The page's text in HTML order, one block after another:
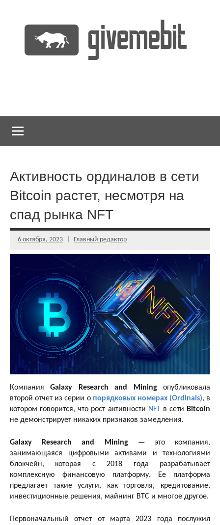
содержимому
Активность ординалов в сети
Bitcoin растет, несмотря на
спад рынка NFT
6 октября, 2023 Главный редактор
КомпанияGalaxy Research and Miningопубликовала
второй отчет из серии о порядковых номерах (Ordinals), в
котором говорится, что рост активности NFT в сети Bitcoin
не демонстрирует никаких признаков замедления.
Galaxy Research and Mining— это компания,
занимающаяся цифровыми активами и технологиями
блокчейн, которая с 2018 года разрабатывает
комплексную финансовую платформу. Ее платформа
предлагает такие услуги, как торговля, кредитование,
инвестиционные решения, майнинг BTC и многое другое.
Первоначальный отчет от марта 2023 года послужил